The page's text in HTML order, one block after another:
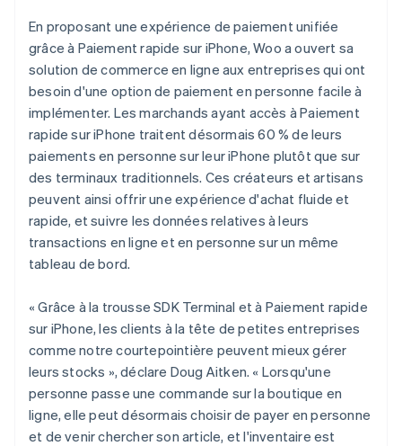
En proposant une expérience de paiement unifiée
grâce à Paiement rapide sur iPhone, Woo a ouvert sa
solution de commerce en ligne aux entreprises qui ont
besoin d'une option de paiement en personne facile à
implémenter. Les marchands ayant accès à Paiement
rapide sur iPhone traitent désormais 60 % de leurs
paiements en personne sur leur iPhone plutôt que sur
des terminaux traditionnels. Ces créateurs et artisans
peuvent ainsi offrir une expérience d'achat fluide et
rapide, et suivre les données relatives à leurs
transactions en ligne et en personne sur un même
tableau de bord.
« Grâce à la trousse SDK Terminal et à Paiement rapide
sur iPhone, les clients à la tête de petites entreprises
comme notre courtepointière peuvent mieux gérer
leurs stocks », déclare Doug Aitken. « Lorsqu'une
personne passe une commande sur la boutique en
ligne, elle peut désormais choisir de payer en personne
et de venir chercher son article, et l'inventaire est